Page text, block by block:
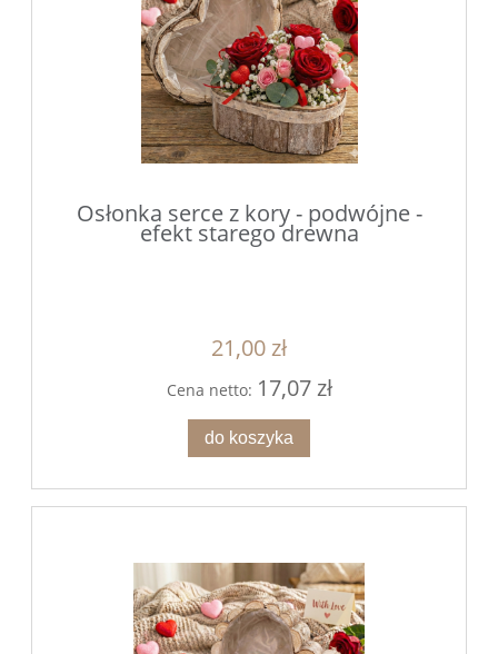
Osłonka serce z kory - podwójne -
efekt starego drewna
21,00 zł
Cena netto: 17,07 zł
do koszyka